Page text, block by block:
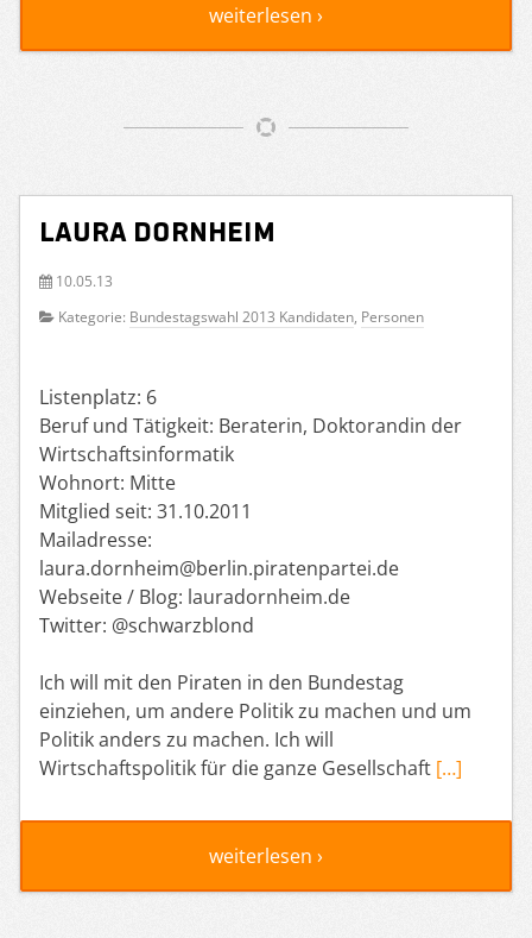
weiterlesen ›
Laura Dornheim
10.05.13
Kategorie: Bundestagswahl 2013 Kandidaten, Personen
Listenplatz: 6
Beruf und Tätigkeit: Beraterin, Doktorandin der
Wirtschaftsinformatik
Wohnort: Mitte
Mitglied seit: 31.10.2011
Mailadresse:
laura.dornheim@berlin.piratenpartei.de
Webseite / Blog: lauradornheim.de
Twitter: @schwarzblond
Ich will mit den Piraten in den Bundestag
einziehen, um andere Politik zu machen und um
Politik anders zu machen. Ich will
Wirtschaftspolitik für die ganze Gesellschaft […]
weiterlesen ›